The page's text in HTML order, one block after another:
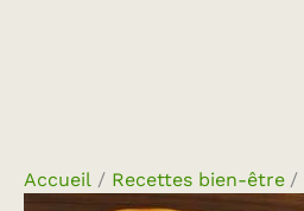
Accueil Recettes bien-être